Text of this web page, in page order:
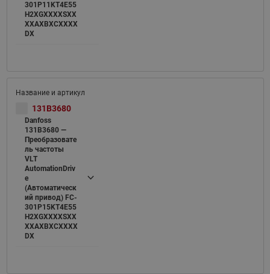
301P11KT4E55
H2XGXXXXSXX
XXAXBXCXXXX
DX
131B3680
Danfoss
131B3680 —
Преобразовате
ль частоты
VLT
AutomationDriv
e
(Автоматическ
ий привод) FC-
301P15KT4E55
H2XGXXXXSXX
XXAXBXCXXXX
DX